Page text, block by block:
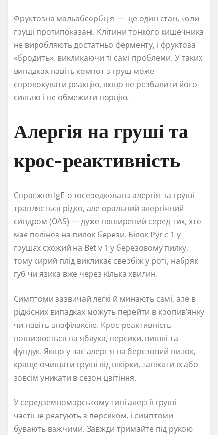
Фруктозна мальабсорбція — ще один стан, коли
груші протипоказані. Клітини тонкого кишечника
не виробляють достатньо ферменту, і фруктоза
«бродить», викликаючи ті самі проблеми. У таких
випадках навіть компот з груш може
спровокувати реакцію, якщо не розбавити його
сильно і не обмежити порцію.
Алергія на груші та
крос-реактивність
Справжня IgE-опосередкована алергія на груші
трапляється рідко, але оральний алергічний
синдром (OAS) — дуже поширений серед тих, хто
має поліноз на пилок берези. Білок Pyr c 1 у
грушах схожий на Bet v 1 у березовому пилку,
тому сирий плід викликає свербіж у роті, набряк
губ чи язика вже через кілька хвилин.
Симптоми зазвичай легкі й минають самі, але в
рідкісних випадках можуть перейти в кропив’янку
чи навіть анафілаксію. Крос-реактивність
поширюється на яблука, персики, вишні та
фундук. Якщо у вас алергія на березовий пилок,
краще очищати груші від шкірки, запікати їх або
зовсім уникати в сезон цвітіння.
У середземноморському типі алергії груші
частіше реагують з персиком, і симптоми
бувають важчими. Завжди тримайте під рукою